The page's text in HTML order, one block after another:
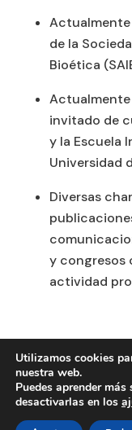
Actualmente
de la
Bioética
Actualmente
invitado de
y la Escuela
Universidad
Diversas
y congresos
actividad
Diseño The
Utilizamos cookies
nuestra web.
Puedes aprender
desactivarlas en los